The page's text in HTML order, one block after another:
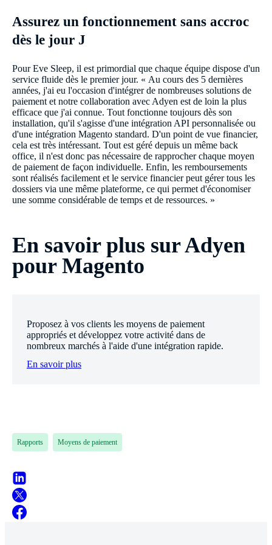
Assurez un fonctionnement sans accroc
dès le jour J
Pour Eve Sleep, il est primordial que chaque équipe dispose d'un
service fluide dès le premier jour. « Au cours des 5 dernières
années, j'ai eu l'occasion d'intégrer de nombreuses solutions de
paiement et notre collaboration avec Adyen est de loin la plus
efficace que j'ai connue. Tout fonctionne toujours dès son
installation, qu'il s'agisse d'une intégration API personnalisée ou
d'une intégration Magento standard. D'un point de vue financier,
cela est très intéressant. Tout est géré depuis un même back
office, il n'est donc pas nécessaire de rapprocher chaque moyen
de paiement de façon individuelle. Enfin, les remboursements
sont réalisés facilement et le service financier peut gérer tous les
dossiers via une même plateforme, ce qui permet d'économiser
une somme considérable de temps et de ressources. »
En savoir plus sur Adyen
pour Magento
Proposez à vos clients les moyens de paiement
appropriés et développez votre activité dans de
nombreux marchés à l'aide d'une intégration rapide.
En savoir plus
Rapports Moyens de paiement